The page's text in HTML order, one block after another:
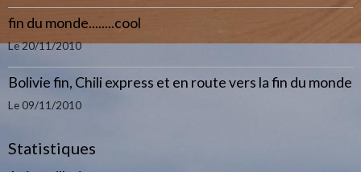
fin du monde........cool
Le 20/11/2010
Bolivie fin, Chili express et en route vers la fin du monde
Le 09/11/2010
Statistiques